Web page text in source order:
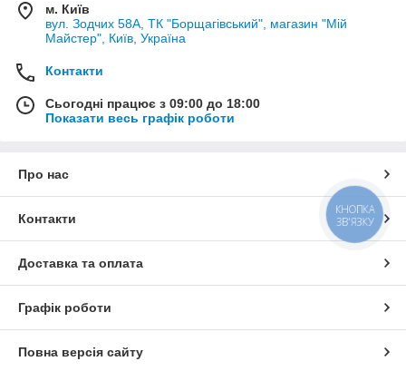
м. Київ
вул. Зодчих 58А, ТК "Борщагівський", магазин "Мій
Майстер", Київ, Україна
Контакти
Сьогодні працює з 09:00 до 18:00
Показати весь графік роботи
Про нас
Контакти
Доставка та оплата
Графік роботи
Повна версія сайту
КНОПКА
ЗВ'ЯЗКУ